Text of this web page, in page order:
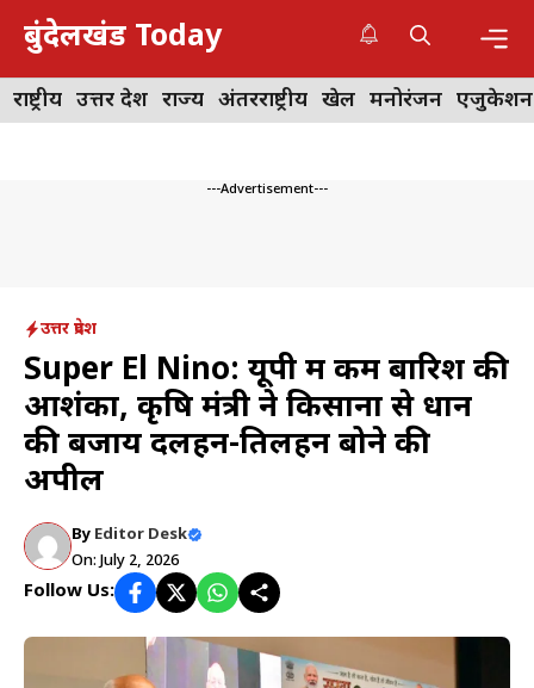
Skip
content
बुंदेलखंड Today
राष्ट्रीय उत्तर प्रदेश राज्य अंतरराष्ट्रीय खेल मनोरंजन एजुकेशन
---Advertisement---
उत्तर प्रदेश
Super El Nino: यूपी में कम बारिश की
आशंका, कृषि मंत्री ने किसानों से धान
की बजाय दलहन-तिलहन बोने की
अपील
By Editor Desk
On: July 2, 2026
Follow Us: